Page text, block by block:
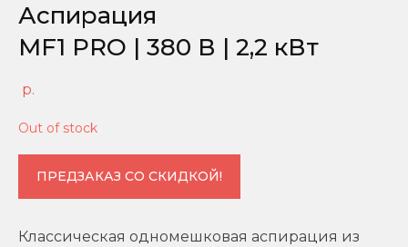
Аспирация
MF1 PRO | 380 В | 2,2 кВт
р.
Out of stock
ПРЕДЗАКАЗ СО СКИДКОЙ!
Классическая одномешковая аспирация из